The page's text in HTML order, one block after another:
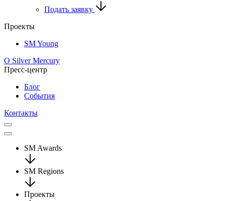
Подать заявку
Проекты
SM Young
О Silver Mercury
Пресс-центр
Блог
События
Контакты
SM Awards
SM Regions
Проекты